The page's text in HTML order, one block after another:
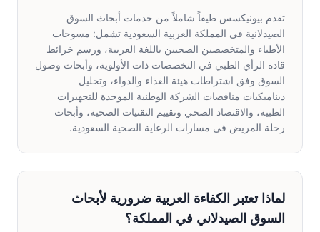
تقدم بيونيكسس طيفاً شاملاً من خدمات أبحاث السوق
الصيدلانية في المملكة العربية السعودية تشمل: مسوحات
الأطباء والمتخصصين الصحيين باللغة العربية، ورسم خرائط
قادة الرأي الطبي في التخصصات ذات الأولوية، وأبحاث وصول
السوق وفق اشتراطات هيئة الغذاء والدواء، وتحليل
ديناميكيات مناقصات الشركة الوطنية الموحدة للتجهيزات
الطبية، والاقتصاد الصحي وتقييم التقنيات الصحية، وأبحاث
رحلة المريض في مسارات الرعاية الصحية السعودية.
لماذا تعتبر الكفاءة العربية ضرورية لأبحاث
السوق الصيدلاني في المملكة؟